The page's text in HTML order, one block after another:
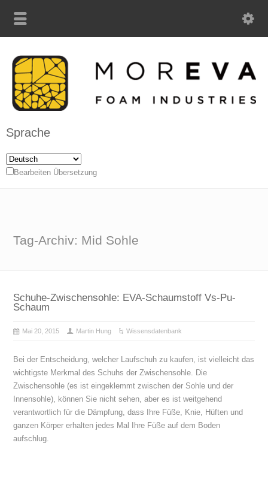
Sprache
Bearbeiten Übersetzung
Tag-Archiv: Mid Sohle
Schuhe-Zwischensohle: EVA-Schaumstoff Vs-Pu-
Schaum
Mai 20, 2015 Martin Hung Wissensdatenbank
Bei der Entscheidung, welcher Laufschuh zu kaufen, ist vielleicht das
wichtigste Merkmal des Schuhs der Zwischensohle. Die
Zwischensohle (es ist eingeklemmt zwischen der Sohle und der
Innensohle), können Sie nicht sehen, aber es ist weitgehend
verantwortlich für die Dämpfung, dass Ihre Füße, Knie, Hüften und
ganzen Körper erhalten jedes Mal Ihre Füße auf dem Boden
aufschlug.